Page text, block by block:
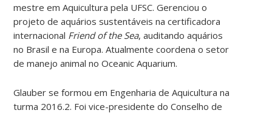
mestre em Aquicultura pela UFSC. Gerenciou o
projeto de aquários sustentáveis na certificadora
internacional Friend of the Sea, auditando aquários
no Brasil e na Europa. Atualmente coordena o setor
de manejo animal no Oceanic Aquarium.
Glauber se formou em Engenharia de Aquicultura na
turma 2016.2. Foi vice-presidente do Conselho de